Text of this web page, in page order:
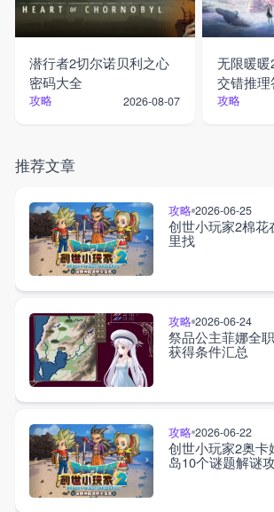
潜行者2切尔诺贝利之心
密码大全
攻略 2026-08-07
无限暖
交错推理
攻略
推荐文章
攻略 2026-06-25
创世小玩家2棉花
里找
攻略 2026-06-24
祭品公主菲娜全
获得条件汇总
攻略 2026-06-22
创世小玩家2奥卡
岛10个谜题解谜